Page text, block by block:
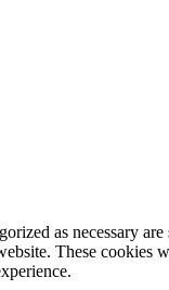
as necessary
These